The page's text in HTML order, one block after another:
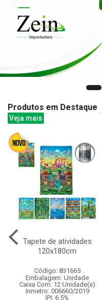
Produtos em Destaque
Veja mais
Tapete de atividades
120x180cm
Código: 831665
Embalagem: Unidade
Caixa Com: 12 Unidade(s)
Inmetro: 006660/2019
IPI: 6.5%